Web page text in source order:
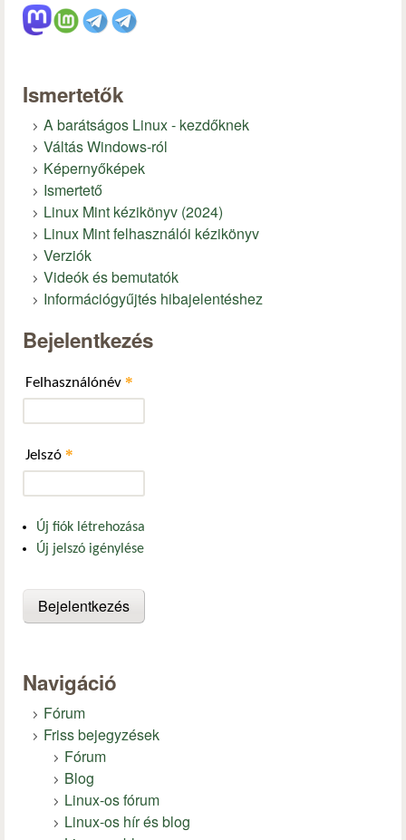
Ismertetők
A barátságos Linux - kezdőknek
Váltás Windows-ról
Képernyőképek
Ismertető
Linux Mint kézikönyv (2024)
Linux Mint felhasználói kézikönyv
Verziók
Videók és bemutatók
Információgyűjtés hibajelentéshez
Bejelentkezés
Felhasználónév *
Jelszó *
Új fiók létrehozása
Új jelszó igénylése
Navigáció
Fórum
Friss bejegyzések
Fórum
Blog
Linux-os fórum
Linux-os hír és blog